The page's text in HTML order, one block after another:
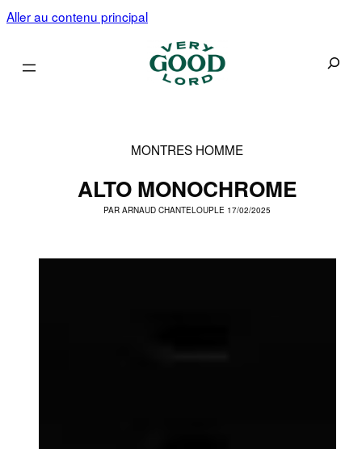
Aller au contenu principal
MONTRES HOMME
ALTO MONOCHROME
PARARNAUD CHANTELOUPLE 17/02/2025